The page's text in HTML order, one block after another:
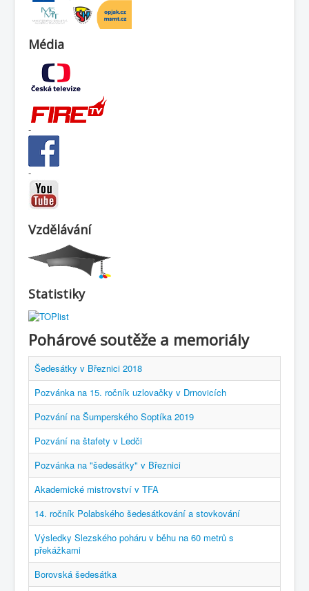
Média
-
-
Vzdělávání
Statistiky
Pohárové soutěže a memoriály
Šedesátky v Březnici 2018
Pozvánka na 15. ročník uzlovačky v Drnovicích
Pozvání na Šumperského Soptíka 2019
Pozvání na štafety v Ledči
Pozvánka na "šedesátky" v Březnici
Akademické mistrovství v TFA
14. ročník Polabského šedesátkování a stovkování
Výsledky Slezského poháru v běhu na 60 metrů s
překážkami
Borovská šedesátka